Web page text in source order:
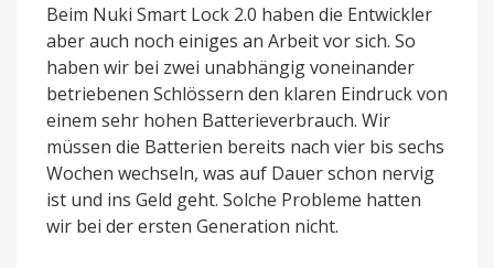
Beim Nuki Smart Lock 2.0 haben die Entwickler
aber auch noch einiges an Arbeit vor sich. So
haben wir bei zwei unabhängig voneinander
betriebenen Schlössern den klaren Eindruck von
einem sehr hohen Batterieverbrauch. Wir
müssen die Batterien bereits nach vier bis sechs
Wochen wechseln, was auf Dauer schon nervig
ist und ins Geld geht. Solche Probleme hatten
wir bei der ersten Generation nicht.